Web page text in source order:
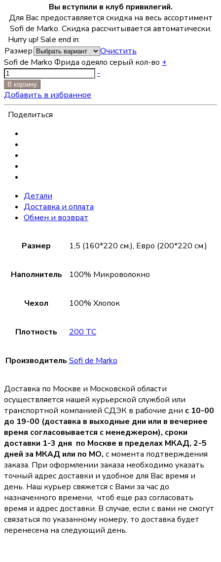
Вы вступили в клуб привилегий.
Для Вас предоставляется скидка на весь ассортимент
Sofi de Marko. Скидка рассчитывается автоматически.
Hurry up! Sale end in:
Размер
Очистить
Sofi de Marko Фрида одеяло серый кол-во +
-
В корзину
Добавить в избранное
Поделиться
Детали
Доставка и оплата
Обмен и возврат
Размер 1,5 (160*220 см.), Евро (200*220 см.)
Наполнитель 100% Микроволокно
Чехол 100% Хлопок
Плотность 200 TC
Производитель Sofi de Marko
Доставка по Москве и Московской области
осуществляется нашей курьерской службой или
транспортной компанией СДЭК в рабочие дни с 10-00
до 19-00 (доставка в выходные дни или в вечернее
время согласовывается с менеджером), сроки
доставки 1-3 дня по Москве в пределах МКАД, 2-5
дней за МКАД или по МО, с момента подтверждения
заказа. При оформлении заказа необходимо указать
точный адрес доставки и удобное для Вас время и
день. Наш курьер свяжется с Вами за час до
назначенного времени, чтоб еще раз согласовать
время и адрес доставки. В случае, если с вами не смогут
связаться по указанному номеру, то доставка будет
перенесена на следующий день.